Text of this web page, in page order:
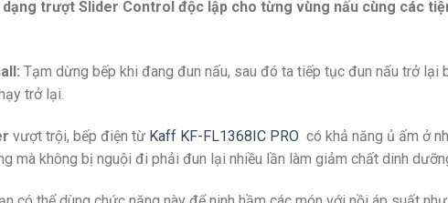
trượt Slider Control độc lập cho từng vùng nấu cùng các
Tạm dừng bếp khi đang đun nấu, sau đó ta tiếp tục đun nấu trở
trở lại.
vượt trội, bếp điện từ Kaff KF-FL1368IC PRO có khả năng ủ ấm ở
mà không bị nguội đi phải đun lại nhiều lần làm giảm chất dinh